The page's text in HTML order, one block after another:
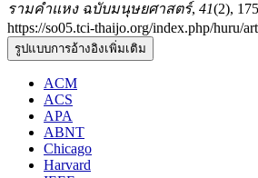
รามคำแหง ฉบับมนุษยศาสตร์, 41(2),
https://so05.tci-thaijo.org/index.php/huru/
รูปแบบการอ้างอิงเพิ่มเติม
ACM
ACS
APA
ABNT
Chicago
Harvard